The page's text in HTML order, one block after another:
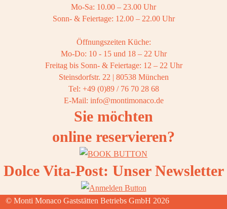
Mo-Sa: 10.00 – 23.00 Uhr
Sonn- & Feiertage: 12.00 – 22.00 Uhr
Öffnungszeiten Küche:
Mo-Do: 10 - 15 und 18 – 22 Uhr
Freitag bis Sonn- & Feiertage: 12 – 22 Uhr
Steinsdorfstr. 22 | 80538 München
Tel: +49 (0)89 / 76 70 28 68
E-Mail: info@montimonaco.de
Sie möchten
online reservieren?
Dolce Vita-Post: Unser Newsletter
© Monti Monaco Gaststätten Betriebs GmbH 2026